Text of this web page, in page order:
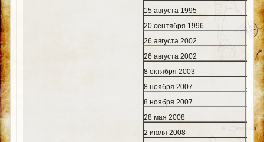
15 августа 1995
20 сентября 1996
26 августа 2002
26 августа 2002
8 октября 2003
8 ноября 2007
8 ноября 2007
28 мая 2008
2 июля 2008
Пяк